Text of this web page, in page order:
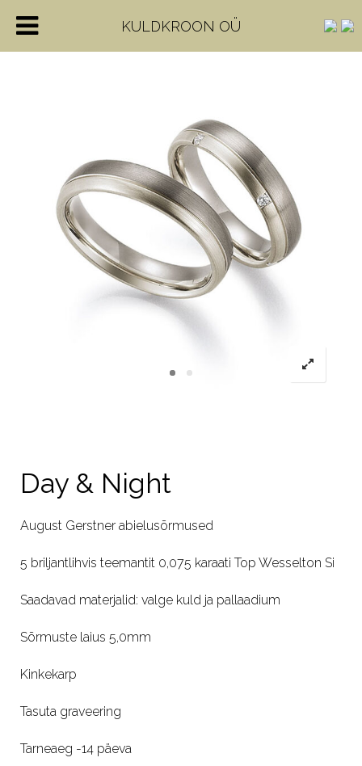
Day & Night
August Gerstner abielusõrmused
5 briljantlihvis teemantit 0,075 karaati Top Wesselton Si
Saadavad materjalid: valge kuld ja pallaadium
Sõrmuste laius 5,0mm
Kinkekarp
Tasuta graveering
Tarneaeg -14 päeva
KULDKROON OÜ